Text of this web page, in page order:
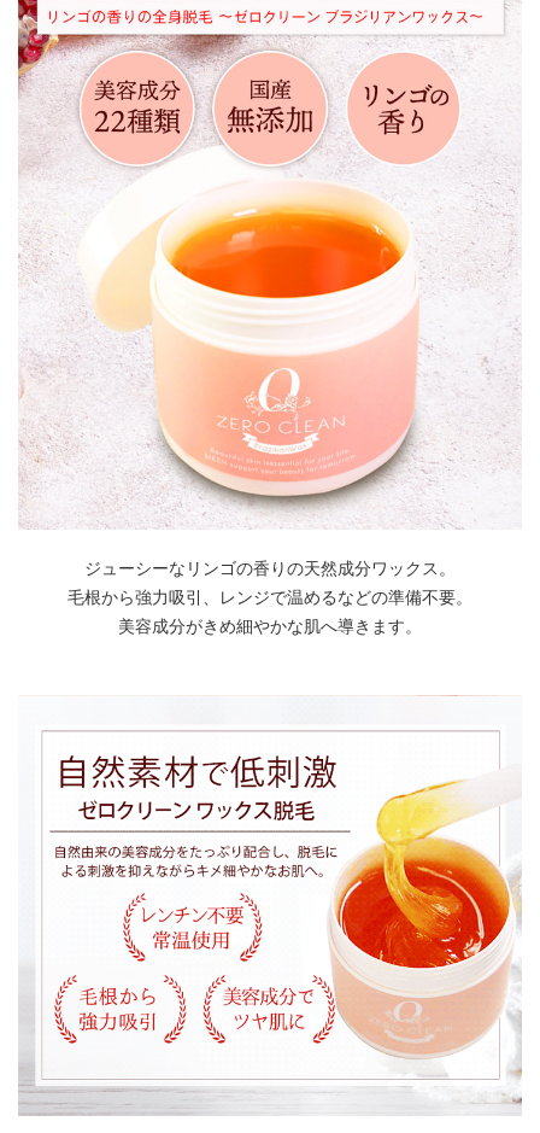
ジューシーなリンゴの香りの天然成分ワックス。
毛根から強力吸引、レンジで温めるなどの準備不要。
美容成分がきめ細やかな肌へ導きます。